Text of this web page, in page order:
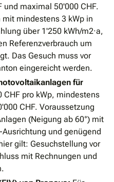
und maximal 50'000 CHF.
mindestens 3 kWp in
über 1'250 kWh/m2·a,
Referenzverbrauch um
Das Gesuch muss vor
eingereicht werden.
für
CHF pro kWp, mindestens
CHF. Voraussetzung
(Neigung ab 60°) mit
und genügend
gilt: Gesuchstellung vor
mit Rechnungen und